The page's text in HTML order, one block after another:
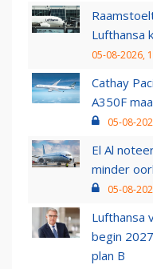
Lufthansa
05-08-2026,
Cathay
A350F
05-08-
El Al
minder
05-08-
Lufthansa
begin
plan B